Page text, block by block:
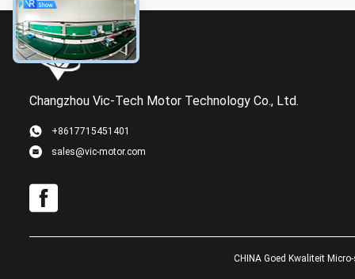
Changzhou Vic-Tech Motor Technology Co., Ltd.
+8617715451401
sales@vic-motor.com
CHINA Goed Kwaliteit